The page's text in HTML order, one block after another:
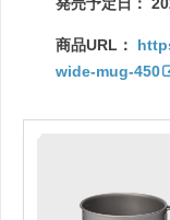
商品URL：
wide-mug-450